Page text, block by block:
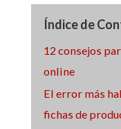
Índice de
12 consejos
online
El error más
fichas de